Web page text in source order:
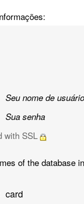
Seu nome de
Sua senha
with SSL
of the database
card